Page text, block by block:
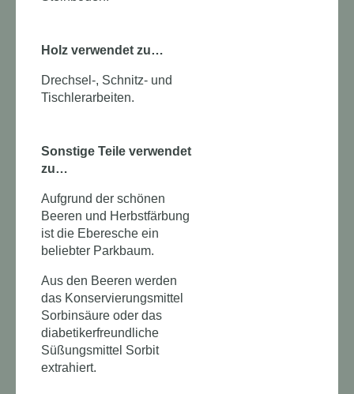
Holz verwendet zu…
Drechsel-, Schnitz- und
Tischlerarbeiten.
Sonstige Teile verwendet
zu…
Aufgrund der schönen
Beeren und Herbstfärbung
ist die Eberesche ein
beliebter Parkbaum.
Aus den Beeren werden
das Konservierungsmittel
Sorbinsäure oder das
diabetikerfreundliche
Süßungsmittel Sorbit
extrahiert.